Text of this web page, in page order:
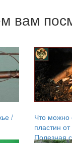
вам
/
Что можно
пластин
Полезная